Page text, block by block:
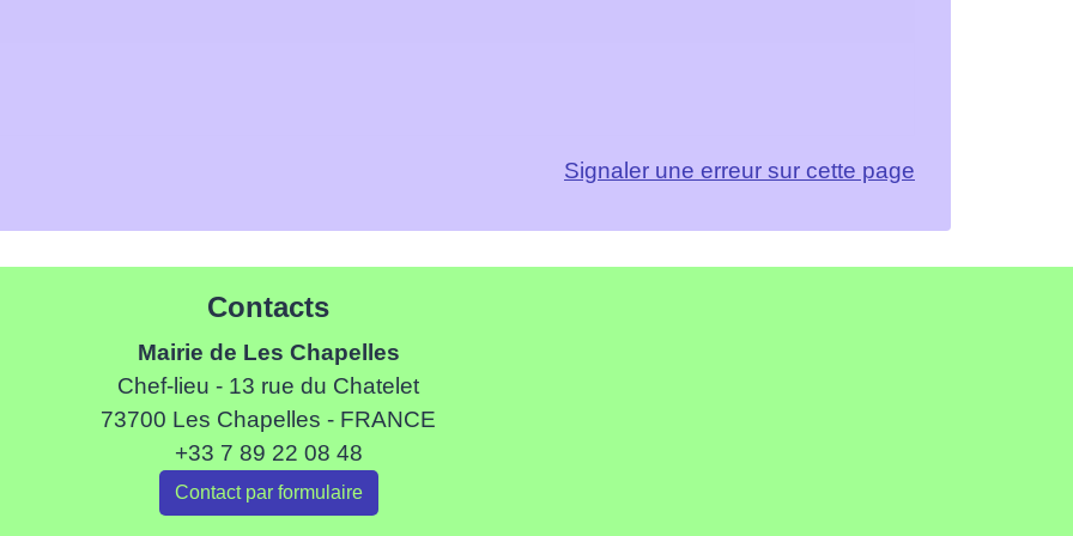
Signaler une erreur sur cette page
Contacts
Mairie de Les Chapelles
Chef-lieu - 13 rue du Chatelet
73700 Les Chapelles - FRANCE
+33 7 89 22 08 48
Contact par formulaire